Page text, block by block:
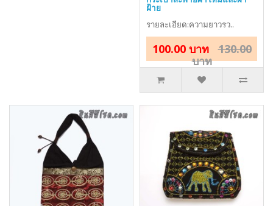
ฝ้าย
รายละเอียด:ความยาวรว..
100.00 บาท
130.00
บาท